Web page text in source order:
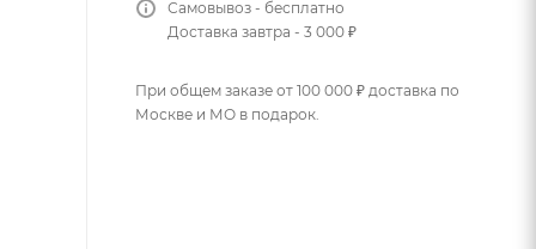
Самовывоз - бесплатно
Доставка завтра - 3 000 ₽
При общем заказе от 100 000 ₽ доставка по
Москве и МО в подарок.